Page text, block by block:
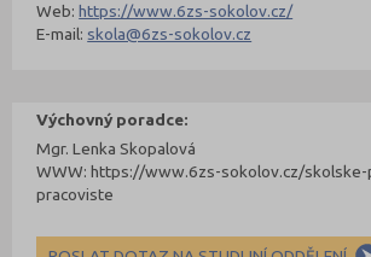
Web:https://www.6zs-sokolov.cz/
E-mail: skola@6zs-sokolov.cz
Výchovný poradce:
Mgr. Lenka Skopalová
WWW: https://www.6zs-sokolov.cz/skolske-
pracoviste